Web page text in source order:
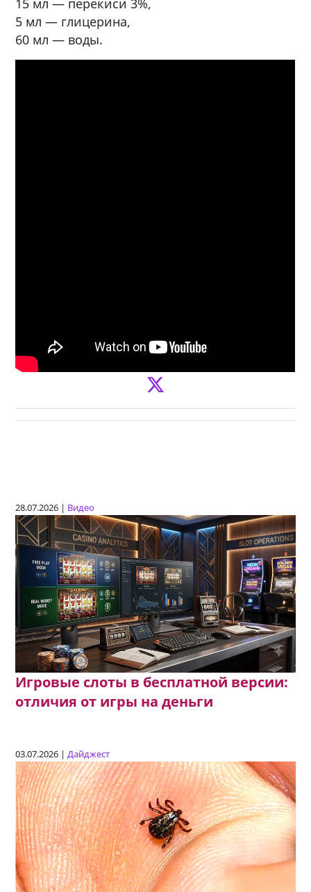
15 мл — перекиси 3%,
5 мл — глицерина,
60 мл — воды.
28.07.2026 | Видео
Игровые слоты в бесплатной версии:
отличия от игры на деньги
03.07.2026 |Дайджест